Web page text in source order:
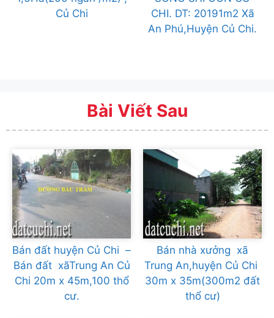
Củ Chi
CHI. DT: 20191m2 Xã
An Phú,Huyện Củ Chi.
Bài Viết Sau
Bán đất huyện Củ Chi –
Bán đất xãTrung An Củ
Chi 20m x 45m,100 thổ
cư.
Bán nhà xưởng xã
Trung An,huyện Củ Chi
30m x 35m(300m2 đất
thổ cư)